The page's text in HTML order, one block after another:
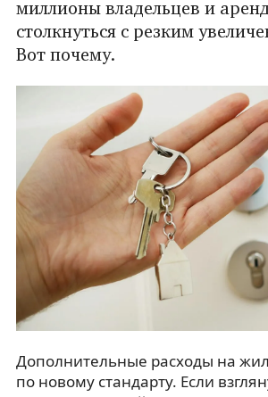
миллионы владельцев и
столкнуться с резким
Вот почему.
Дополнительные расходы на
по новому стандарту. Если